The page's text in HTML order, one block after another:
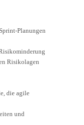
Planungen
Risikolagen
die agile
und